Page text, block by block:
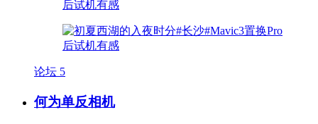
论坛 5
何为单反相机